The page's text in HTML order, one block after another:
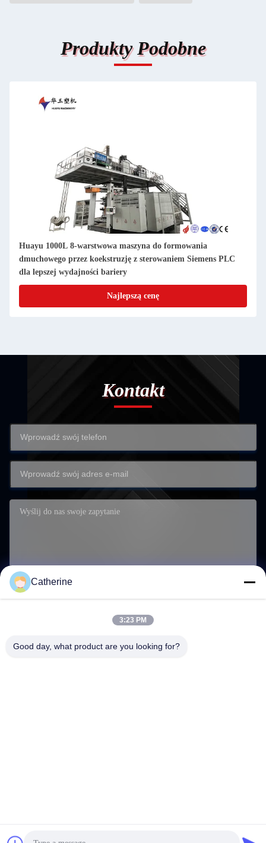
Produkty Podobne
Huayu 1000L 8-warstwowa maszyna do formowania
dmuchowego przez koekstruzję z sterowaniem Siemens PLC
dla lepszej wydajności bariery
Najlepszą cenę
Kontakt
Zatwierdź
Catherine
3:23 PM
Good day, what product are you looking for?